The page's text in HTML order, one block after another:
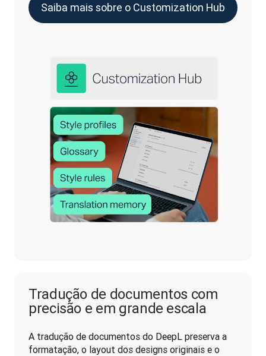
Saiba mais sobre o Customization Hub
Tradução de documentos com
precisão e em grande escala
A tradução de documentos do DeepL preserva a
formatação, o layout dos designs originais e o